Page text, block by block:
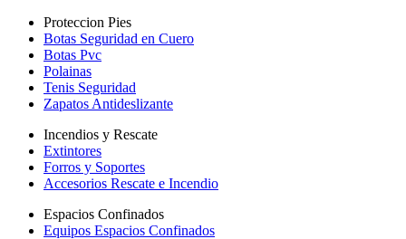
Proteccion Pies
Botas Seguridad en Cuero
Botas Pvc
Polainas
Tenis Seguridad
Zapatos Antideslizante
Incendios y Rescate
Extintores
Forros y Soportes
Accesorios Rescate e Incendio
Espacios Confinados
Equipos Espacios Confinados